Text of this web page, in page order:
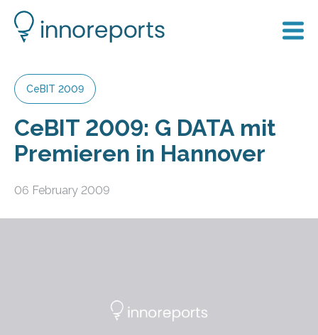
CeBIT 2009
CeBIT 2009: G DATA mit
Premieren in Hannover
06 February 2009